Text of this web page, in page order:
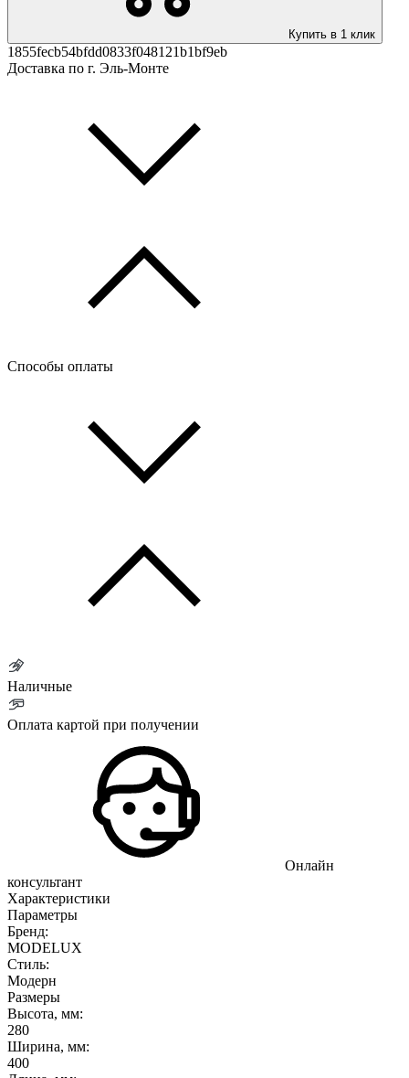
Купить в 1 клик
1855fecb54bfdd0833f048121b1bf9eb
Доставка по г. Эль-Монте
Способы оплаты
Наличные
Оплата картой при получении
Онлайн
консультант
Характеристики
Параметры
Бренд:
MODELUX
Стиль:
Модерн
Размеры
Высота, мм:
280
Ширина, мм:
400